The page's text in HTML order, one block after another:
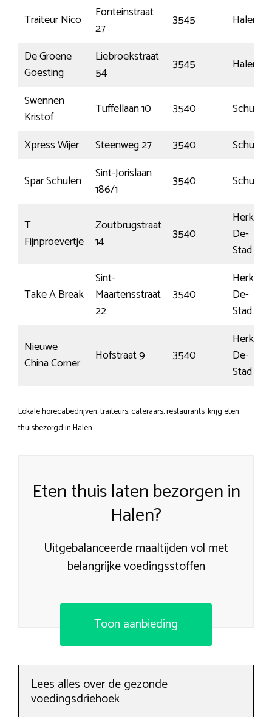
Traiteur Nico
Fonteinstraat
27
3545
Halen
De Groene
Goesting
Liebroekstraat
54
3545
Halen
Swennen
Kristof
Tuffellaan 10 3540
Schulen
Xpress Wijer
Steenweg 27 3540
Schulen
Spar Schulen
Sint-Jorislaan
186/1
3540 Schulen
T
Fijnproevertje
Zoutbrugstraat
14
3540
Herk-
De-
Stad
Take A Break
Sint-
Maartensstraat
22
3540
Herk-
De-
Stad
Nieuwe
China Corner
Hofstraat 9 3540
Herk-
De-
Stad
Lokale horecabedrijven, traiteurs, cateraars, restaurants: krijg eten
thuisbezorgd in Halen.
Eten thuis laten bezorgen in
Halen?
Uitgebalanceerde maaltijden vol met
belangrijke voedingsstoffen
Toon aanbieding
Lees alles over de gezonde
voedingsdriehoek